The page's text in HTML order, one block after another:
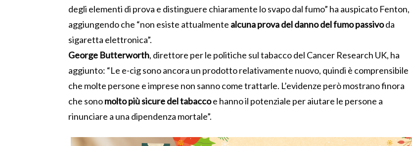
degli elementi di prova e distinguere chiaramente lo svapo dal fumo” ha auspicato Fenton,
aggiungendo che “non esiste attualmente alcuna prova del danno del fumo passivoda
sigaretta elettronica”.
George Butterworth, direttore per le politiche sul tabacco del Cancer Research UK, ha
aggiunto: “Le e-cig sono ancora un prodotto relativamente nuovo, quindi è comprensibile
che molte persone e imprese non sanno come trattarle. L’evidenze però mostrano finora
che sonomolto più sicure del tabaccoe hanno il potenziale per aiutare le persone a
rinunciare a una dipendenza mortale”.